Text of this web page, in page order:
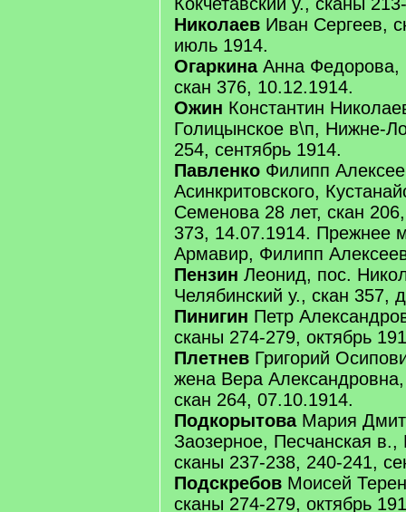
Николаев Иван Сергеев,
июль 1914.
ОгаркинаАнна Федорова,
скан 376, 10.12.1914.
Ожин Константин
Голицынское в\п, Нижне-
254, сентябрь 1914.
Павленко Филипп
Асинкритовского,
Семенова 28 лет, скан
373, 14.07.1914. Прежнее
Армавир, Филипп
Пензин Леонид, пос.
Челябинский у., скан 357,
Пинигин Петр
сканы 274-279, октябрь
Плетнев Григорий
жена Вера Александровна,
скан 264, 07.10.1914.
ПодкорытоваМария
Заозерное, Песчанская
сканы 237-238, 240-241,
Подскребов Моисей
сканы 274-279, октябрь